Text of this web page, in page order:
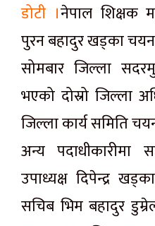
डोटी ।नेपाल शिक्षक
पुरन बहादुर खड्का
सोमबार जिल्ला
भएको दोस्रो जिल्ला
जिल्ला कार्य समिति
अन्य पदाधीकारीमा
उपाध्यक्ष दिपेन्द्र
सचिब भिम बहादुर